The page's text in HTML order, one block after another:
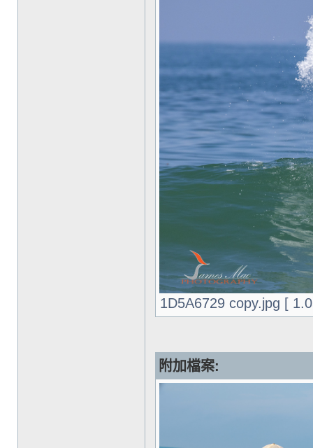
1D5A6729 copy.jpg [
附加檔案: